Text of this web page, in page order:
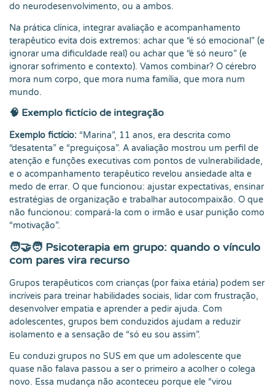
do neurodesenvolvimento, ou a ambos.
Na prática clínica, integrar avaliação e acompanhamento
terapêutico evita dois extremos: achar que “é só emocional” (e
ignorar uma dificuldade real) ou achar que “é só neuro” (e
ignorar sofrimento e contexto). Vamos combinar? O cérebro
mora num corpo, que mora numa família, que mora num
mundo.
🧠 Exemplo fictício de integração
Exemplo fictício: “Marina”, 11 anos, era descrita como
“desatenta” e “preguiçosa”. A avaliação mostrou um perfil de
atenção e funções executivas com pontos de vulnerabilidade,
e o acompanhamento terapêutico revelou ansiedade alta e
medo de errar. O que funcionou: ajustar expectativas, ensinar
estratégias de organização e trabalhar autocompaixão. O que
não funcionou: compará-la com o irmão e usar punição como
“motivação”.
🧑‍🤝‍🧑 Psicoterapia em grupo: quando o vínculo
com pares vira recurso
Grupos terapêuticos com crianças (por faixa etária) podem ser
incríveis para treinar habilidades sociais, lidar com frustração,
desenvolver empatia e aprender a pedir ajuda. Com
adolescentes, grupos bem conduzidos ajudam a reduzir
isolamento e a sensação de “só eu sou assim”.
Eu conduzi grupos no SUS em que um adolescente que
quase não falava passou a ser o primeiro a acolher o colega
novo. Essa mudança não aconteceu porque ele “virou